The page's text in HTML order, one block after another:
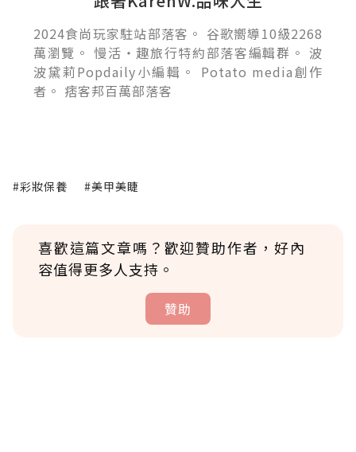
2024食尚玩家駐站部落客。 谷歌嚮導10級2268
萬瀏覽。 慢活‧趣旅行特約部落客編輯群。 波
波黛莉Popdaily小編輯。 Potato media創作
者。 痞客邦百萬部落客
#彩妝保養 #美甲美睫
喜歡這篇文章嗎？歡迎贊助作者，好內
容值得更多人支持。
贊助